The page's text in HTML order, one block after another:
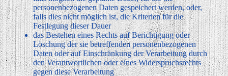
personenbezogenen Daten gespeichert werden, oder,
falls dies nicht möglich ist, die Kriterien für die
Festlegung dieser Dauer
das Bestehen eines Rechts auf Berichtigung oder
Löschung der sie betreffenden personenbezogenen
Daten oder auf Einschränkung der Verarbeitung durch
den Verantwortlichen oder eines Widerspruchsrechts
gegen diese Verarbeitung